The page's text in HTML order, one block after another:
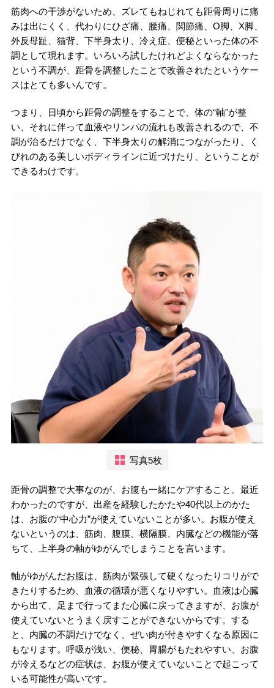
筋肉への干渉がないため、ズレてもねじれても距骨周りに痛
みは出にくく、代わりにひざ痛、腰痛、関節痛、O脚、X脚、
外反母趾、猫背、下半身太り、冷え症、便秘といった体の不
調として現れます。いろいろ試したけれどよくならなかった
という不調が、距骨を調整したことで改善されたというケー
スはとても多いんです。
つまり、日頃から距骨の調整をすることで、体の“軸”が整
い、それに伴って血液やリンパの流れも改善されるので、不
調が治るだけでなく、下半身太りの解消につながったり、く
びれのある美しいボディラインに近づけたり、ということが
できるわけです。
写真5枚
距骨の調整で大事なのが、お腹も一緒にケアすること。最近
わかったのですが、出産を経験したかたや40代以上のかた
は、お腹の“中心力”が使えていないことが多い。お腹が使え
ないというのは、筋肉、腹膜、横隔膜、内臓などの機能が落
ちて、上半身の軸がゆがんでしまうことを言います。
軸がゆがんだお腹は、筋肉が緊張して硬くなったりコリがで
きたりするため、血液の循環が悪くなりやすい。血液は心臓
から出て、足まで行ってまた心臓に戻ってきますが、お腹が
使えていないとうまく戻すことができないからです。する
と、内臓の不調だけでなく、ぜい肉が付きやすくなる原因に
もなります。呼吸が浅い、便秘、胃腸がもたれやすい、お腹
が冷えるなどの症状は、お腹が使えていないことで起こって
いる可能性が高いです。